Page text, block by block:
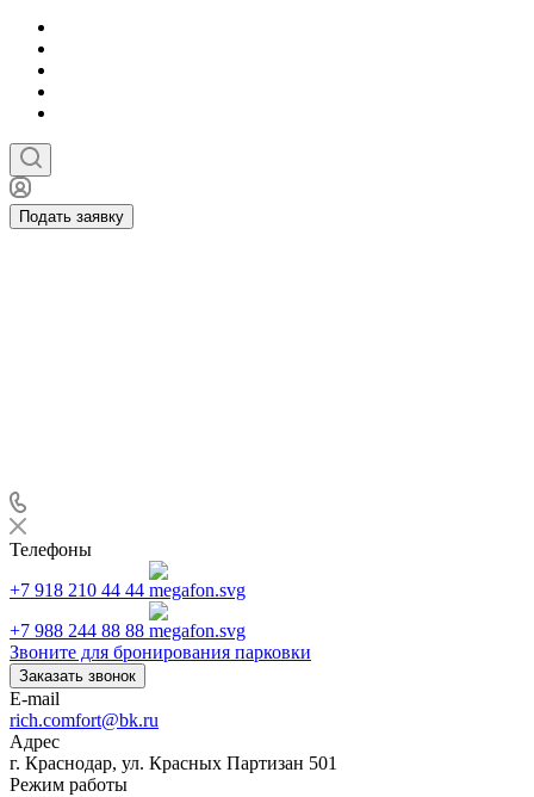
Подать заявку
Телефоны
+7 918 210 44 44
+7 988 244 88 88
Звоните для бронирования парковки
Заказать звонок
E-mail
rich.comfort@bk.ru
Адрес
г. Краснодар, ул. Красных Партизан 501
Режим работы